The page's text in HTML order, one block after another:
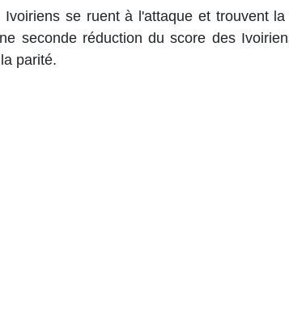
se ruent à l'attaque et trouvent la
seconde réduction du score des
parité.